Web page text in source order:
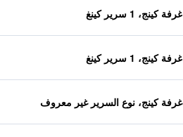
غرفة كينج، 1 سرير كينغ
غرفة كينج، 1 سرير كينغ
غرفة كينج، نوع السرير غير معروف